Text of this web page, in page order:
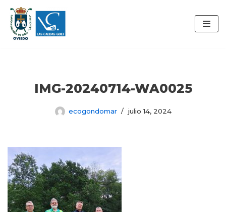
Saltar
al
IMG-20240714-WA0025
ecogondomar julio 14, 2024